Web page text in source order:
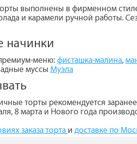
выполнены в фирменном
и карамели ручной работы.
начинки
меню: фисташка-малина,
муссы Муэла
торты рекомендуется
8 марта и Нового года
заказа торта и доставке по